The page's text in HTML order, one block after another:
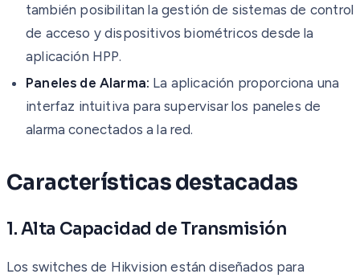
también posibilitan la gestión de sistemas de control
de acceso y dispositivos biométricos desde la
aplicación HPP.
Paneles de Alarma: La aplicación proporciona una
interfaz intuitiva para supervisar los paneles de
alarma conectados a la red.
Características destacadas
1. Alta Capacidad de Transmisión
Los switches de Hikvision están diseñados para